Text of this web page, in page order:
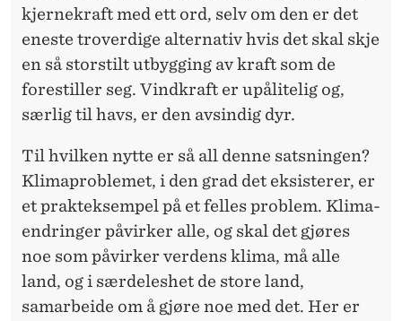
kjernekraft med ett ord, selv om den er det
eneste troverdige alternativ hvis det skal skje
en så storstilt utbygging av kraft som de
forestiller seg. Vindkraft er upålitelig og,
særlig til havs, er den avsindig dyr.
Til hvilken nytte er så all denne satsningen?
Klima­problemet, i den grad det eksisterer, er
et prakt­eksempel på et felles problem. Klima­
endringer påvirker alle, og skal det gjøres
noe som påvirker verdens klima, må alle
land, og i særdeleshet de store land,
samarbeide om å gjøre noe med det. Her er